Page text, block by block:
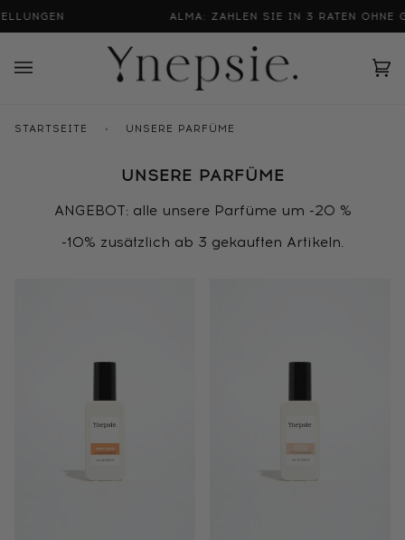
ALMA: ZAHLEN SIE IN 3 RATEN OHNE
STARTSEITE › UNSERE PARFÜME
UNSERE PARFÜME
ANGEBOT: alle unsere Parfüme um -20 %
-10% zusätzlich ab 3 gekauften Artikeln.